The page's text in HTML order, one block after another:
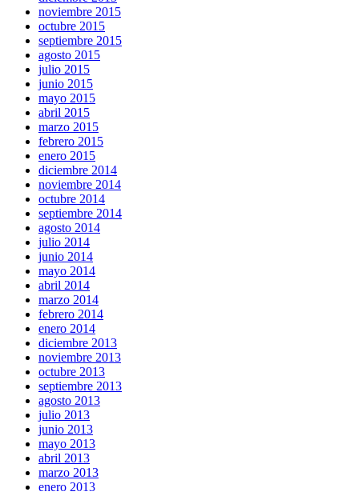
noviembre 2015
octubre 2015
septiembre 2015
agosto 2015
julio 2015
junio 2015
mayo 2015
abril 2015
marzo 2015
febrero 2015
enero 2015
diciembre 2014
noviembre 2014
octubre 2014
septiembre 2014
agosto 2014
julio 2014
junio 2014
mayo 2014
abril 2014
marzo 2014
febrero 2014
enero 2014
diciembre 2013
noviembre 2013
octubre 2013
septiembre 2013
agosto 2013
julio 2013
junio 2013
mayo 2013
abril 2013
marzo 2013
enero 2013